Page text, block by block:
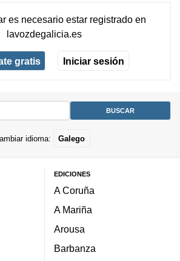
es necesario estar registradoen
lavozdegalicia.es
gratis Iniciar sesión
idioma: Galego
EDICIONES
A Coruña
A Mariña
Arousa
Barbanza